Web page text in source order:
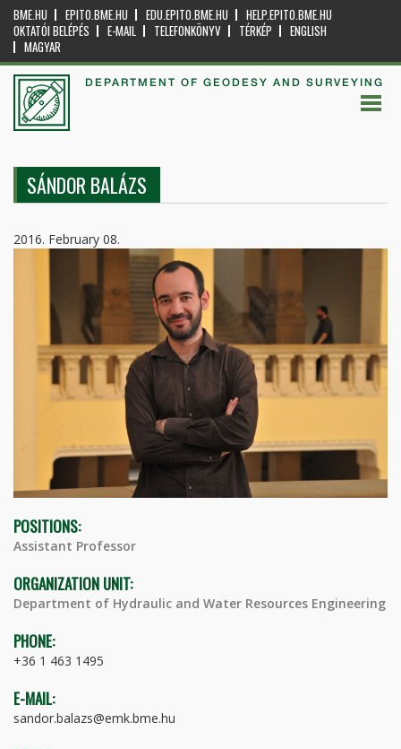
BME.HU EPITO.BME.HU EDU.EPITO.BME.HU
HELP.EPITO.BME.HU
OKTATÓI BELÉPÉS
E-MAIL TELEFONKÖNYV TÉRKÉP
ENGLISH
MAGYAR
DEPARTMENT OF GEODESY AND SURVEYING
SÁNDOR BALÁZS
2016. February 08.
POSITIONS:
Assistant Professor
ORGANIZATION UNIT:
Department of Hydraulic and Water Resources Engineering
PHONE:
+36 1 463 1495
E-MAIL:
sandor.balazs@emk.bme.hu